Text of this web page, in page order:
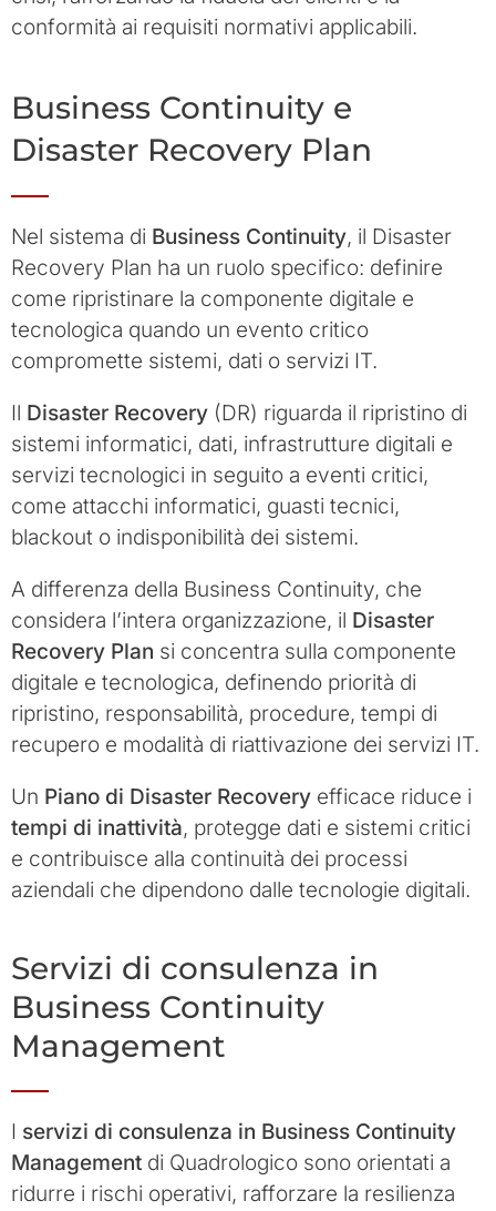
conformità ai requisiti normativi applicabili.
Business Continuity e
Disaster Recovery Plan
Nel sistema di Business Continuity, il Disaster
Recovery Plan ha un ruolo specifico: definire
come ripristinare la componente digitale e
tecnologica quando un evento critico
compromette sistemi, dati o servizi IT.
Il Disaster Recovery (DR) riguarda il ripristino di
sistemi informatici, dati, infrastrutture digitali e
servizi tecnologici in seguito a eventi critici,
come attacchi informatici, guasti tecnici,
blackout o indisponibilità dei sistemi.
A differenza della Business Continuity, che
considera l’intera organizzazione, il Disaster
Recovery Plan si concentra sulla componente
digitale e tecnologica, definendo priorità di
ripristino, responsabilità, procedure, tempi di
recupero e modalità di riattivazione dei servizi IT.
Un Piano di Disaster Recovery efficace riduce i
tempi di inattività, protegge dati e sistemi critici
e contribuisce alla continuità dei processi
aziendali che dipendono dalle tecnologie digitali.
Servizi di consulenza in
Business Continuity
Management
I servizi di consulenza in Business Continuity
Management di Quadrologico sono orientati a
ridurre i rischi operativi, rafforzare la resilienza